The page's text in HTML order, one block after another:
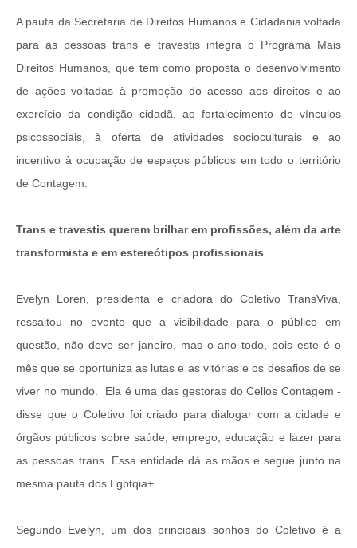
A pauta da Secretaria de Direitos Humanos e Cidadania voltada
para as pessoas trans e travestis integra o Programa Mais
Direitos Humanos, que tem como proposta o desenvolvimento
de ações voltadas à promoção do acesso aos direitos e ao
exercício da condição cidadã, ao fortalecimento de vínculos
psicossociais, à oferta de atividades socioculturais e ao
incentivo à ocupação de espaços públicos em todo o território
de Contagem.
Trans e travestis querem brilhar em profissões, além da arte
transformista e em estereótipos profissionais
Evelyn Loren, presidenta e criadora do Coletivo TransViva,
ressaltou no evento que a visibilidade para o público em
questão, não deve ser janeiro, mas o ano todo, pois este é o
mês que se oportuniza as lutas e as vitórias e os desafios de se
viver no mundo. Ela é uma das gestoras do Cellos Contagem -
disse que o Coletivo foi criado para dialogar com a cidade e
órgãos públicos sobre saúde, emprego, educação e lazer para
as pessoas trans. Essa entidade dá as mãos e segue junto na
mesma pauta dos Lgbtqia+.
Segundo Evelyn, um dos principais sonhos do Coletivo é a